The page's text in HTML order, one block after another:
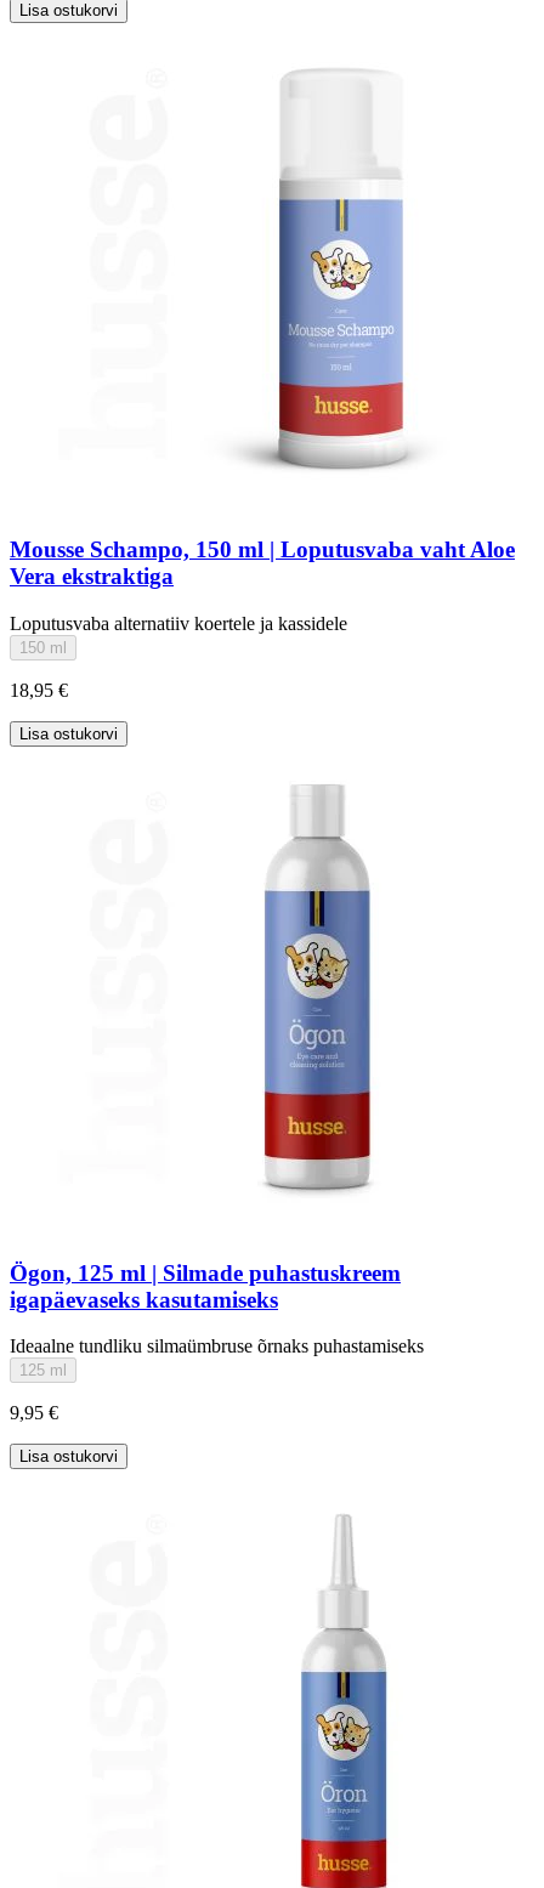
Lisa ostukorvi
Mousse Schampo, 150 ml | Loputusvaba vaht Aloe
Vera ekstraktiga
Loputusvaba alternatiiv koertele ja kassidele
150 ml
18,95 €
Lisa ostukorvi
Ögon, 125 ml | Silmade puhastuskreem
igapäevaseks kasutamiseks
Ideaalne tundliku silmaümbruse õrnaks puhastamiseks
125 ml
9,95 €
Lisa ostukorvi